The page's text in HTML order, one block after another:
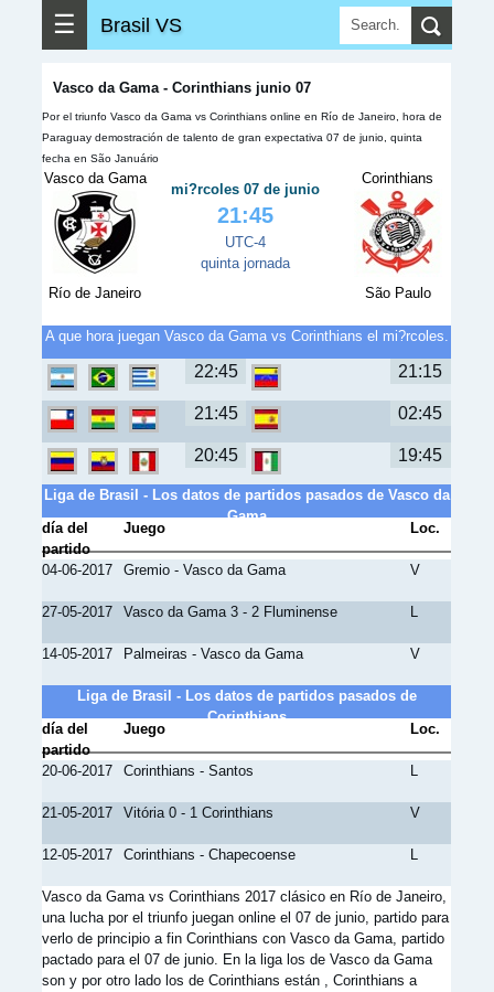
☰ Brasil VS
Vasco da Gama - Corinthians junio 07
Por el triunfo Vasco da Gama vs Corinthians online en Río de Janeiro, hora de
Paraguay demostración de talento de gran expectativa 07 de junio, quinta
fecha en São Januário
Vasco da Gama
Río de Janeiro
mi?rcoles 07 de junio
21:45
UTC-4
quinta jornada
Corinthians
São Paulo
A que hora juegan Vasco da Gama vs Corinthians el mi?rcoles.
22:45 21:15
21:45 02:45
20:45 19:45
Liga de Brasil - Los datos de partidos pasados de Vasco da
Gama
día del
partido
Juego Loc.
04-06-2017 Gremio - Vasco da Gama V
27-05-2017 Vasco da Gama 3 - 2 Fluminense L
14-05-2017 Palmeiras - Vasco da Gama V
Liga de Brasil - Los datos de partidos pasados de
Corinthians
día del
partido
Juego Loc.
20-06-2017 Corinthians - Santos L
21-05-2017 Vitória 0 - 1 Corinthians V
12-05-2017 Corinthians - Chapecoense L
Vasco da Gama vs Corinthians 2017 clásico en Río de Janeiro,
una lucha por el triunfo juegan online el 07 de junio, partido para
verlo de principio a fin Corinthians con Vasco da Gama, partido
pactado para el 07 de junio. En la liga los de Vasco da Gama
son y por otro lado los de Corinthians están , Corinthians a